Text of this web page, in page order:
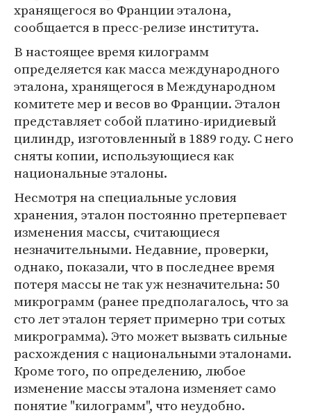
хранящегося во Франции эталона,
сообщается в пресс-релизе института.
В настоящее время килограмм
определяется как масса международного
эталона, хранящегося в Международном
комитете мер и весов во Франции. Эталон
представляет собой платино-иридиевый
цилиндр, изготовленный в 1889 году. С него
сняты копии, использующиеся как
национальные эталоны.
Несмотря на специальные условия
хранения, эталон постоянно претерпевает
изменения массы, считающиеся
незначительными. Недавние, проверки,
однако, показали, что в последнее время
потеря массы не так уж незначительна: 50
микрограмм (ранее предполагалось, что за
сто лет эталон теряет примерно три сотых
микрограмма). Это может вызвать сильные
расхождения с национальными эталонами.
Кроме того, по определению, любое
изменение массы эталона изменяет само
понятие "килограмм", что неудобно.